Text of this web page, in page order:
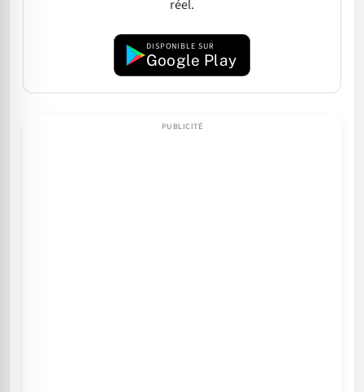
réel.
DISPONIBLE SUR
Google Play